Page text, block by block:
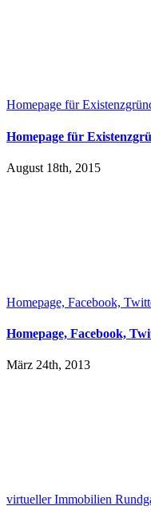
Homepage für
Homepage für
August 18th, 2015
Homepage, Facebook,
Homepage, Facebook,
März 24th, 2013
virtueller Immobilien